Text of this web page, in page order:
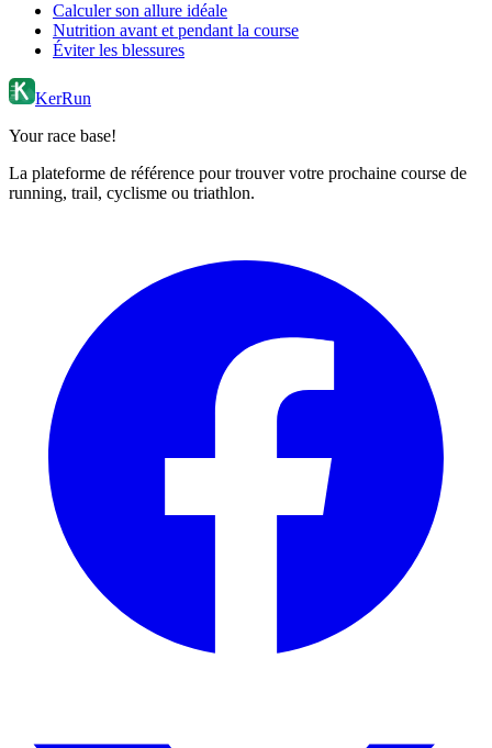
Calculer son allure idéale
Nutrition avant et pendant la course
Éviter les blessures
KerRun
Your race base!
La plateforme de référence pour trouver votre prochaine course de
running, trail, cyclisme ou triathlon.